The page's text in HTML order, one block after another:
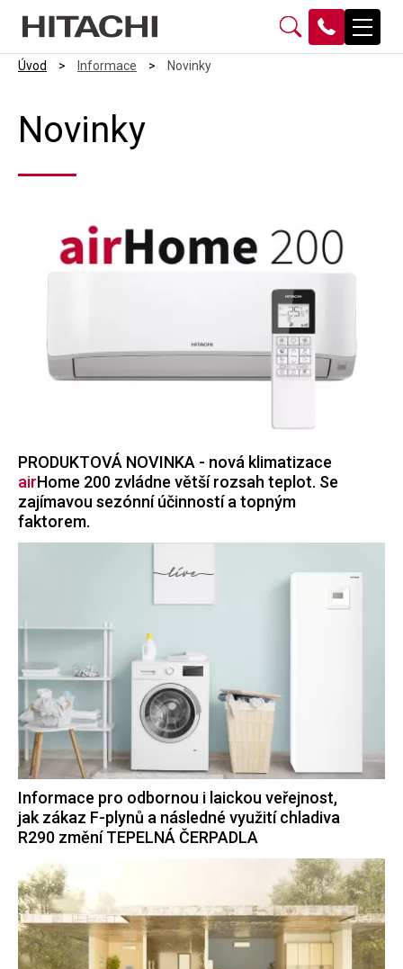
Úvod > Informace > Novinky
Novinky
PRODUKTOVÁ NOVINKA - nová klimatizace
airHome 200 zvládne větší rozsah teplot. Se
zajímavou sezónní účinností a topným
faktorem.
Informace pro odbornou i laickou veřejnost,
jak zákaz F-plynů a následné využití chladiva
R290 změní TEPELNÁ ČERPADLA